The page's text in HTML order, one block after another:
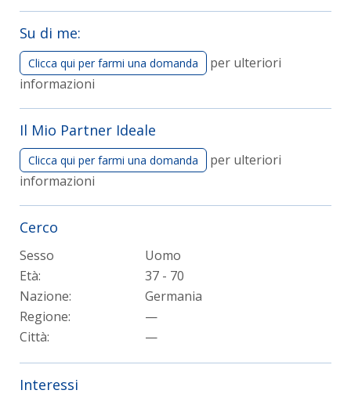
Su di me:
Clicca qui per farmi una domanda
per ulteriori
informazioni
Il Mio Partner Ideale
Clicca qui per farmi una domanda
per ulteriori
informazioni
Cerco
Sesso
Uomo
Età:
37 - 70
Nazione:
Germania
Regione:
—
Città:
—
Interessi